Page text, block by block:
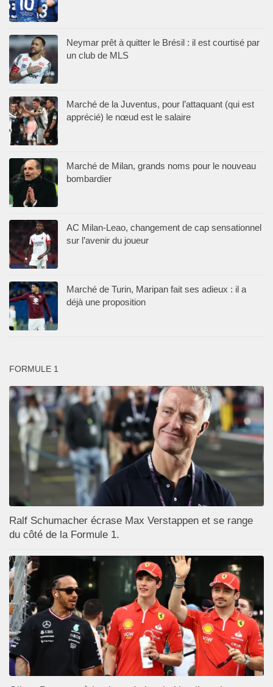
Neymar prêt à quitter le Brésil : il est courtisé par
un club de MLS
Marché de la Juventus, pour l’attaquant (qui est
apprécié) le nœud est le salaire
Marché de Milan, grands noms pour le nouveau
bombardier
AC Milan-Leao, changement de cap sensationnel
sur l’avenir du joueur
Marché de Turin, Maripan fait ses adieux : il a
déjà une proposition
FORMULE 1
Ralf Schumacher écrase Max Verstappen et se range
du côté de la Formule 1.